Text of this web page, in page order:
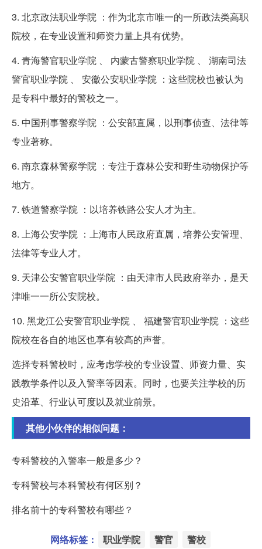
3. 北京政法职业学院 ：作为北京市唯一的一所政法类高职
院校，在专业设置和师资力量上具有优势。
4. 青海警官职业学院 、 内蒙古警察职业学院 、 湖南司法
警官职业学院 、 安徽公安职业学院 ：这些院校也被认为
是专科中最好的警校之一。
5. 中国刑事警察学院 ：公安部直属，以刑事侦查、法律等
专业著称。
6. 南京森林警察学院 ：专注于森林公安和野生动物保护等
地方。
7. 铁道警察学院 ：以培养铁路公安人才为主。
8. 上海公安学院 ：上海市人民政府直属，培养公安管理、
法律等专业人才。
9. 天津公安警官职业学院 ：由天津市人民政府举办，是天
津唯一一所公安院校。
10. 黑龙江公安警官职业学院 、 福建警官职业学院 ：这些
院校在各自的地区也享有较高的声誉。
选择专科警校时，应考虑学校的专业设置、师资力量、实
践教学条件以及入警率等因素。同时，也要关注学校的历
史沿革、行业认可度以及就业前景。
其他小伙伴的相似问题：
专科警校的入警率一般是多少？
专科警校与本科警校有何区别？
排名前十的专科警校有哪些？
网络标签： 职业学院 警官 警校